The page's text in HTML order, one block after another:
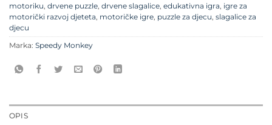
motoriku, drvene puzzle, drvene slagalice, edukativna igra, igre za
motorički razvoj djeteta, motoričke igre, puzzle za djecu, slagalice za
djecu
Marka: Speedy Monkey
OPIS